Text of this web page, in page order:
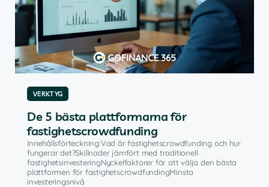
VERKTYG
De 5 bästa plattformarna för
fastighetscrowdfunding
Innehållsförteckning:Vad är fastighetscrowdfunding och hur
fungerar det?Skillnader jämfört med traditionell
fastighetsinvesteringNyckelfaktorer för att välja den bästa
plattformen för fastighetscrowdfundingMinsta
investeringsnivå